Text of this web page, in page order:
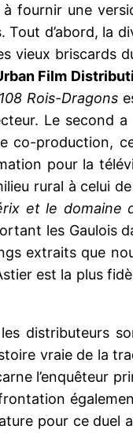
fournir une
d’abord, la
vieux briscards
Film
108 Rois-Dragons
Le second
co-production,
pour la
rural à celui
et le domaine
les Gaulois
extraits que
est la plus
distributeurs
vraie de la
l’enquêteur
pour ce duel